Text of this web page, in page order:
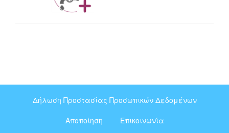
Footer
Δήλωση Προστασίας Προσωπικών Δεδομένων
Αποποίηση
Επικοινωνία